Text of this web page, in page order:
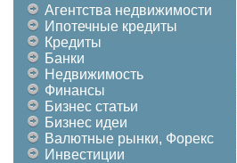
Агентства недвижимости
Ипотечные кредиты
Кредиты
Банки
Недвижимость
Финансы
Бизнес статьи
Бизнес идеи
Валютные рынки, Форекс
Инвестиции